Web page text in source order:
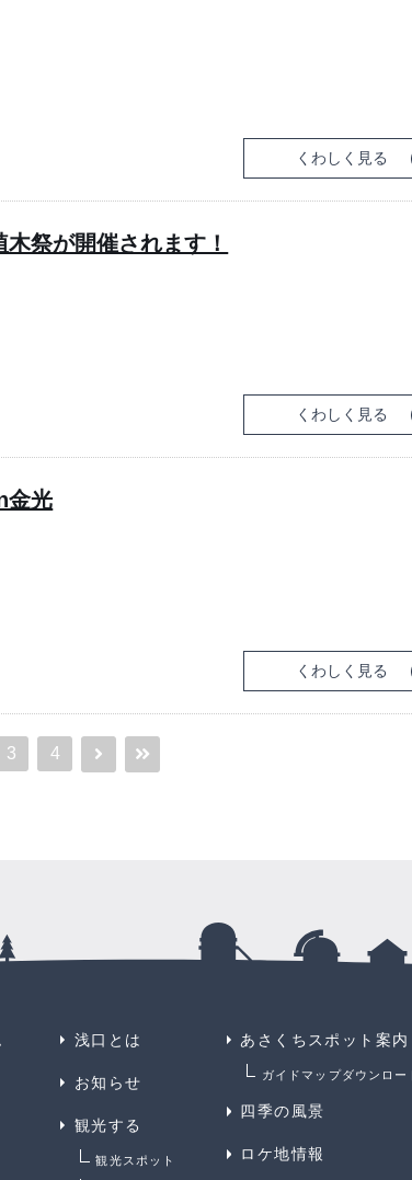
くわしく見る
祭が開催されます！
くわしく見る
金光
くわしく見る
3 4
浅口とは
お知らせ
観光する
観光スポット
あさくちスポット案内
ガイドマップダウンロー
四季の風景
ロケ地情報